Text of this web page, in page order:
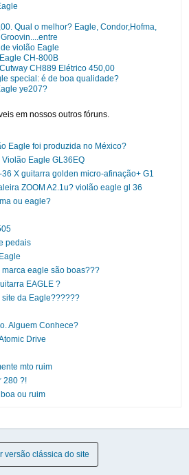
Qual o melhor? Eagle, Condor,Hofma,
violão Eagle
CH-800B
CH889 Elétrico 450,00
special: é de boa qualidade?
ye207?
em nossos outros fóruns.
Eagle foi produzida no México?
Eagle GL36EQ
X guitarra golden micro-afinação+ G1
ZOOM A2.1u? violão eagle gl 36
ou eagle?
pedais
eagle são boas???
EAGLE ?
da Eagle??????
Alguem Conhece?
Drive
mto ruim
280 ?!
ou ruim
versão clássica do site